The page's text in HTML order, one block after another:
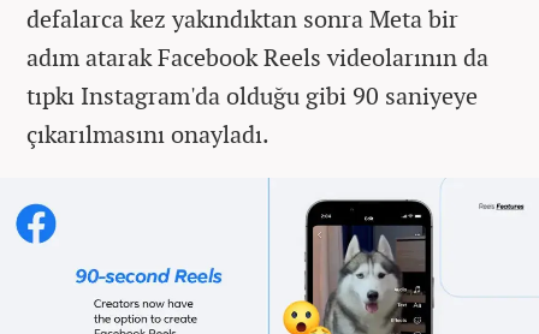
defalarca kez yakındıktan sonra Meta bir
adım atarak Facebook Reels videolarının da
tıpkı Instagram'da olduğu gibi 90 saniyeye
çıkarılmasını onayladı.